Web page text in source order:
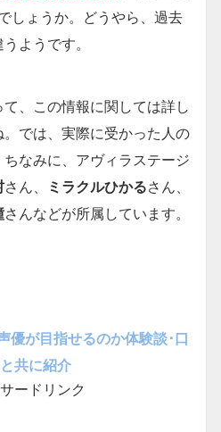
しょうか。どうやら、過去
ようです。
、この情報に関しては詳し
では、実際に受かった人の
なみに、アヴィラステージ
さん、 ミラクルひかるさん、
さんなどが所属しています。
優が目指せるのか体験談･口
共に紹介
ードリンク